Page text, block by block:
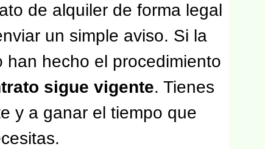
de alquiler de forma legal
un simple aviso. Si la
han hecho el procedimiento
sigue vigente. Tienes
y a ganar el tiempo que